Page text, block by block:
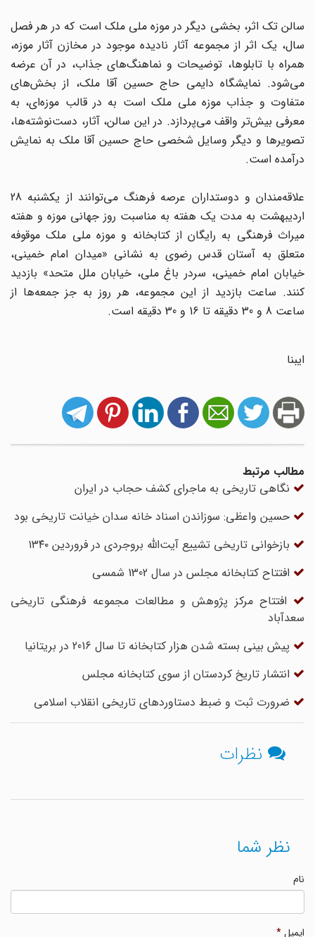
سالن تک اثر، بخشی دیگر در موزه ملی ملک است که در هر فصل
سال، یک اثر از مجموعه آثار نادیده موجود در مخازن آثار موزه،
همراه با تابلوها، توضیحات و نماهنگ‌های جذاب، در آن عرضه
می‌شود. نمایشگاه دایمی حاج حسین آقا ملک، از بخش‌های
متفاوت و جذاب موزه ملی ملک است به در قالب موزه‌ای، به
معرفی بیش‌تر واقف می‌پردازد. در این سالن، آثار، دست‌نوشته‌ها،
تصویرها و دیگر وسایل شخصی حاج حسین آقا ملک به نمایش
درآمده است.
علاقه‌مندان و دوستداران عرصه فرهنگ می‌توانند از یکشنبه 28
اردیبهشت به مدت یک هفته به مناسبت روز جهانی موزه ‌و هفته
میراث فرهنگی به رایگان از کتابخانه و موزه ملی ملک موقوفه
متعلق به آستان قدس رضوی به نشانی «میدان امام خمینی،
خیابان امام خمینی، سردر باغ ملی، خیابان ملل متحد» بازدید
کنند. ساعت بازدید از این مجموعه، هر روز به جز جمعه‌ها از
ساعت 8 و 30 دقیقه تا 16 و 30 دقیقه است.
ایبنا
مطالب مرتبط
نگاهی تاریخی به ماجرای کشف حجاب در ایران
حسین واعظی: سوزاندن اسناد خانه سدان خیانت تاریخی بود
بازخوانی تاریخی تشییع آیت‌الله بروجردی در فروردین ۱۳۴۰
افتتاح کتابخانه مجلس در سال 1302 شمسی
افتتاح مرکز پژوهش و مطالعات مجموعه فرهنگی تاریخی
سعدآباد
پیش بینی بسته شدن هزار کتابخانه تا سال 2016 در بریتانیا
انتشار تاریخ کردستان از سوی کتابخانه مجلس
ضرورت ثبت و ضبط دستاوردهای تاریخی انقلاب اسلامی
نظرات
نظر شما
ایمیل*